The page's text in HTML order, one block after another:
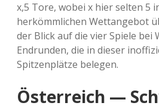
x,5 Tore, wobei x hier selten 5
herkömmlichen Wettangebot
der Blick auf die vier Spiele bei
Endrunden, die in dieser
Spitzenplätze belegen.
Österreich —